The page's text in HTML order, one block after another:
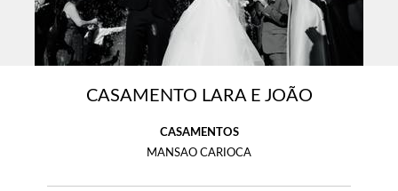
CASAMENTO LARA E JOÃO
CASAMENTOS
MANSAO CARIOCA